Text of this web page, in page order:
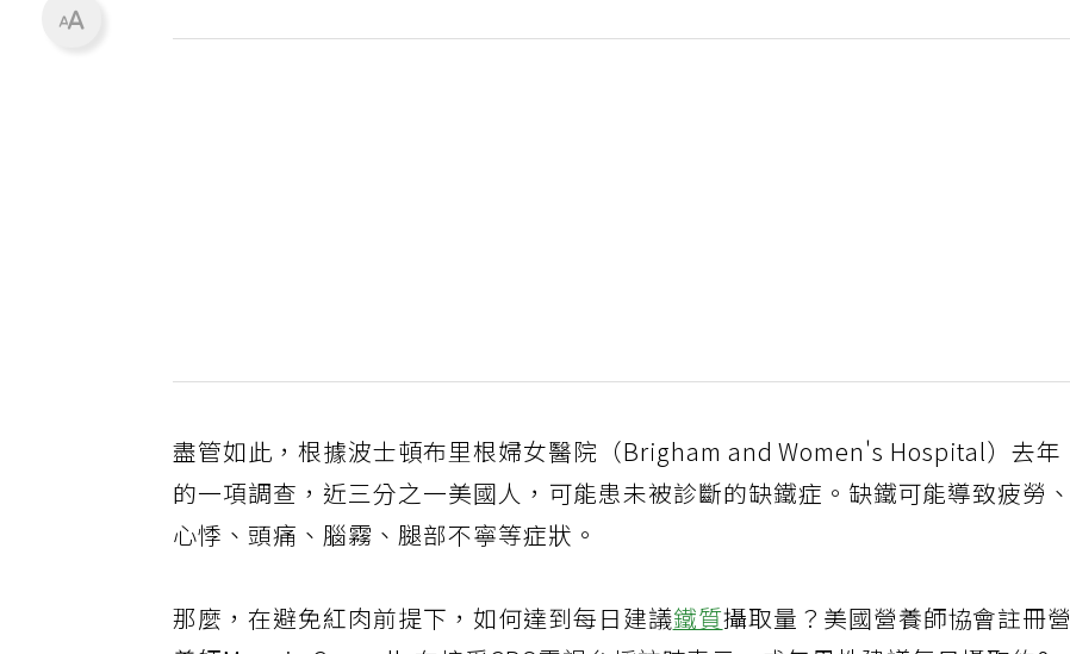
盡管如此，根據波士頓布里根婦女醫院（Brigham and Women's Hospital）去年
的一項調查，近三分之一美國人，可能患未被診斷的缺鐵症。缺鐵可能導致疲勞、
心悸、頭痛、腦霧、腿部不寧等症狀。
那麼，在避免紅肉前提下，如何達到每日建議鐵質攝取量？美國營養師協會註冊營